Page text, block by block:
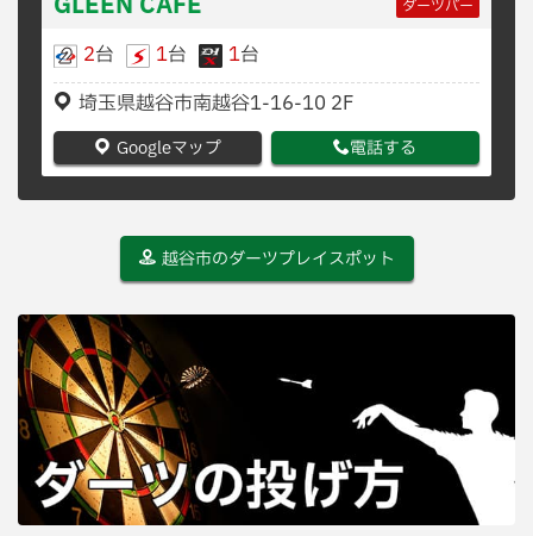
ダーツバー
2台 1台 1台
埼玉県越谷市南越谷1-16-10 2F
Googleマップ 電話する
越谷市のダーツプレイスポット